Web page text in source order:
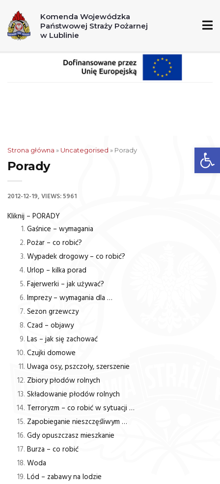
998
Komenda Wojewódzka
Państwowej Straży Pożarnej
w Lublinie
Strona główna » Uncategorised » Porady
Porady
2012-12-19 VIEWS: 5961
Kliknij – PORADY
Gaśnice – wymagania
Pożar – co robić?
Wypadek drogowy – co robić?
Urlop – kilka porad
Fajerwerki – jak używać?
Imprezy – wymagania dla …
Sezon grzewczy
Czad – objawy
Las – jak się zachować
Czujki domowe
Uwaga osy, pszczoły, szerszenie
Zbiory płodów rolnych
Składowanie płodów rolnych
Terroryzm – co robić w sytuacji …
Zapobieganie nieszczęśliwym …
Gdy opuszczasz mieszkanie
Burza – co robić
Woda
Lód – zabawy na lodzie